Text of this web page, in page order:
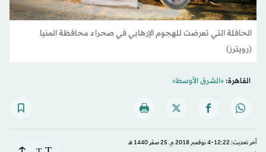
الحافلة التي تعرضت للهجوم الإرهابي في صحراء محافظة المنيا
(رويترز)
القاهرة:«الشرق الأوسط»
آخر تحديث: 12:22-4 نوفمبر 2018 م ـ 25 صفَر 1440 هـ